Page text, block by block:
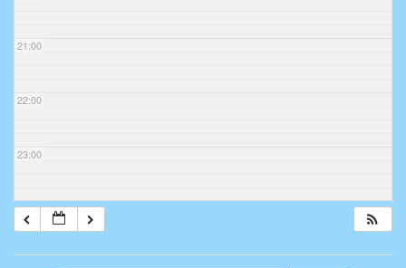
21:00
22:00
23:00